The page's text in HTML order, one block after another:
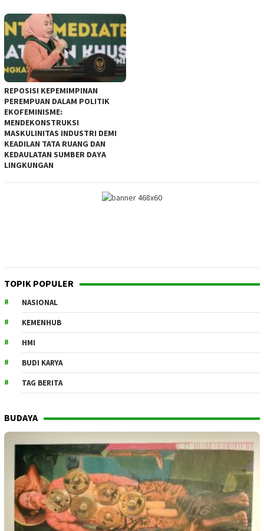
REPOSISI KEPEMIMPINAN
PEREMPUAN DALAM POLITIK
EKOFEMINISME:
MENDEKONSTRUKSI
MASKULINITAS INDUSTRI DEMI
KEADILAN TATA RUANG DAN
KEDAULATAN SUMBER DAYA
LINGKUNGAN
TOPIK POPULER
NASIONAL
KEMENHUB
HMI
BUDI KARYA
TAG BERITA
BUDAYA